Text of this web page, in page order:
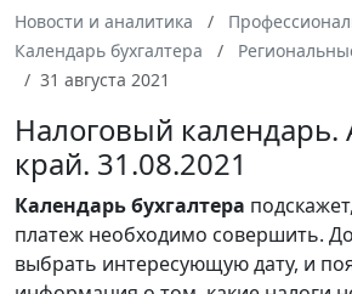
Новости и аналитика
Календарь бухгалтера
31 августа 2021
Налоговый календарь.
край. 31.08.2021
Календарьбухгалтера
платеж необходимо совершить.
выбрать интересующую дату, и